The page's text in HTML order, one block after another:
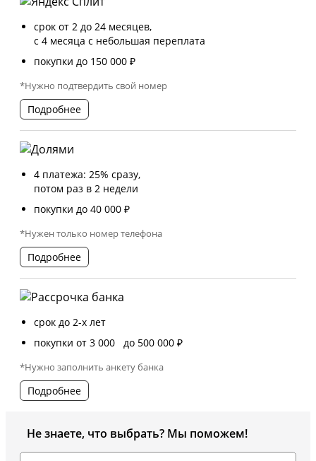
срок от 2 до 24 месяцев,
с 4 месяца с небольшая переплата
покупки до 150 000 ₽
*Нужно подтвердить свой номер
Подробнее
4 платежа: 25% сразу,
потом раз в 2 недели
покупки до 40 000 ₽
*Нужен только номер телефона
Подробнее
срок до 2-х лет
покупки от 3 000 до 500 000 ₽
*Нужно заполнить анкету банка
Подробнее
Не знаете, что выбрать? Мы поможем!